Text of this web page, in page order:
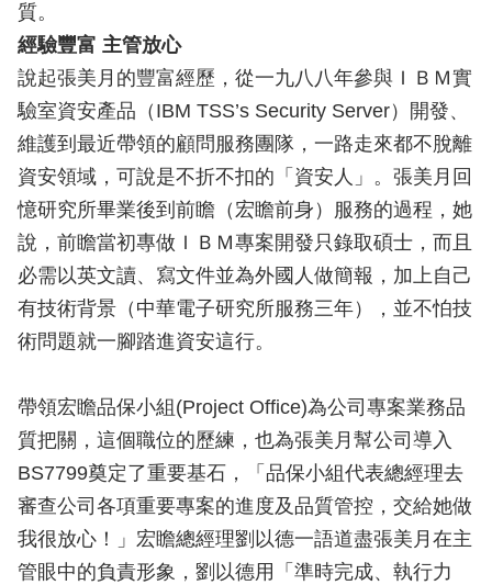
質。
經驗豐富 主管放心
說起張美月的豐富經歷，從一九八八年參與ＩＢＭ實
驗室資安產品（IBM TSS’s Security Server）開發、
維護到最近帶領的顧問服務團隊，一路走來都不脫離
資安領域，可說是不折不扣的「資安人」。張美月回
憶研究所畢業後到前瞻（宏瞻前身）服務的過程，她
說，前瞻當初專做ＩＢＭ專案開發只錄取碩士，而且
必需以英文讀、寫文件並為外國人做簡報，加上自己
有技術背景（中華電子研究所服務三年），並不怕技
術問題就一腳踏進資安這行。
帶領宏瞻品保小組(Project Office)為公司專案業務品
質把關，這個職位的歷練，也為張美月幫公司導入
BS7799奠定了重要基石，「品保小組代表總經理去
審查公司各項重要專案的進度及品質管控，交給她做
我很放心！」宏瞻總經理劉以德一語道盡張美月在主
管眼中的負責形象，劉以德用「準時完成、執行力